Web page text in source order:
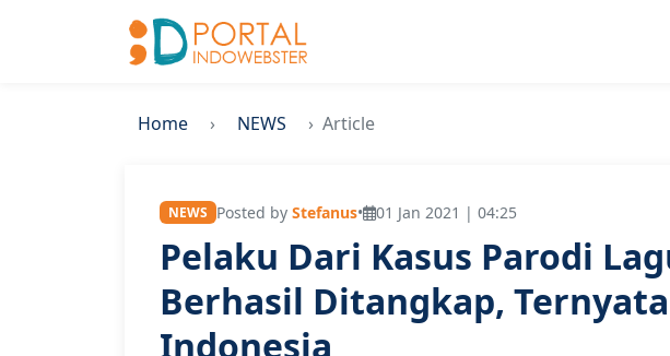
Home NEWS Article
NEWS Posted by Stefanus• 01 Jan 2021 | 04:25
Pelaku Dari Kasus Parodi
Berhasil Ditangkap,
Indonesia